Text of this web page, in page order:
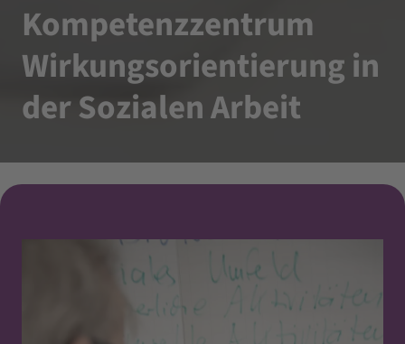
Kompetenzzentrum
Wirkungsorientierung in
der Sozialen Arbeit